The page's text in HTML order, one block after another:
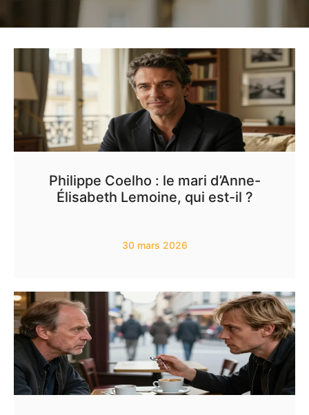
Philippe Coelho : le mari d’Anne-
Élisabeth Lemoine, qui est-il ?
30 mars 2026